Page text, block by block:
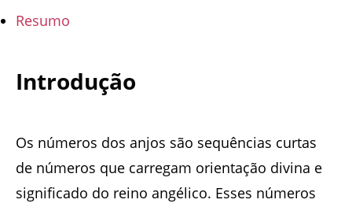
Resumo
Introdução
Os números dos anjos são sequências curtas
de números que carregam orientação divina e
significado do reino angélico. Esses números